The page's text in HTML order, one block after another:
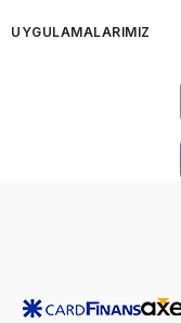
UYGULAMALARIMIZ